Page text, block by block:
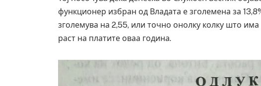
функционер избран од Владата е зголемена за
зголемува на 2,55, или точно онолку колку што
раст на платите оваа година.